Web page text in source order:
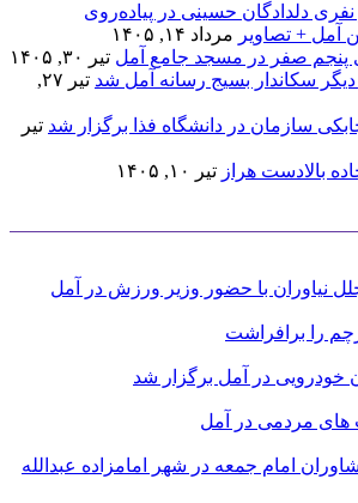
دلدادگان حسینی در پیاده‌روی
آمل + تصاویر مرداد ۱۴, ۱۴۰۵
صفر در مسجد جامع آمل تیر ۳۰, ۱۴۰۵
دیگر سکاندار بسیج رسانه آمل شد
تیر ۲۷,
سازمان در دانشگاه فذا برگزار شد تیر
بالادست هراز تیر ۱۰, ۱۴۰۵
نیاوران با حضور وزیر ورزش در آمل
را برافراشت
خودرویی در آمل برگزار شد
مردمی در آمل
امام جمعه در شهر امامزاده عبدالله